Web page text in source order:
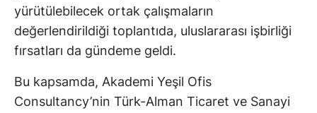
yürütülebilecek ortak çalışmaların
değerlendirildiği toplantıda, uluslararası işbirliği
fırsatları da gündeme geldi.
Bu kapsamda, Akademi Yeşil Ofis
Consultancy’nin Türk-Alman Ticaret ve Sanayi